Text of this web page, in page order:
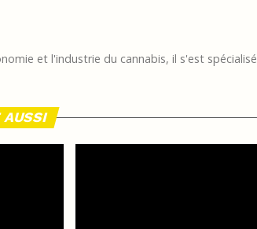
et l'industrie du cannabis, il s'est spécialisé
AUSSI